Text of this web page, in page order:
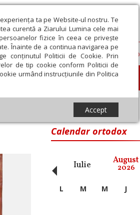
ta pe Website-ul nostru. Te
curentă a Ziarului Lumina cele mai
fizice în ceea ce privește
Înainte de a continua navigarea pe
conținutul Politicii de Cookie. Prin
de tip cookie conform Politicii de
urmând instrucțiunile din Politica
Accept
Societate Opinii
Calendar ortodox
Iulie August
2026
‹ L M M J